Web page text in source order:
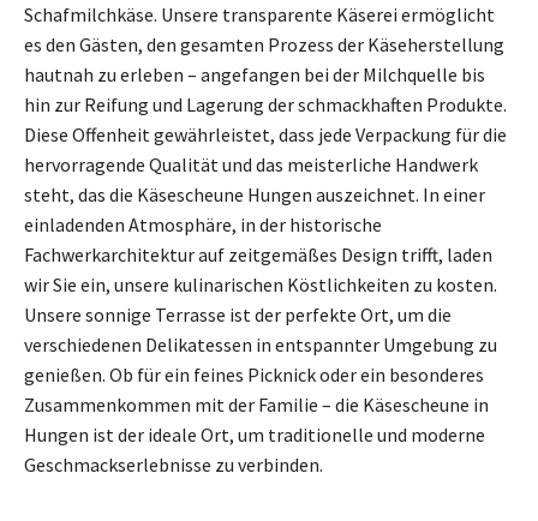
Schafmilchkäse. Unsere transparente Käserei ermöglicht
es den Gästen, den gesamten Prozess der Käseherstellung
hautnah zu erleben – angefangen bei der Milchquelle bis
hin zur Reifung und Lagerung der schmackhaften Produkte.
Diese Offenheit gewährleistet, dass jede Verpackung für die
hervorragende Qualität und das meisterliche Handwerk
steht, das die Käsescheune Hungen auszeichnet. In einer
einladenden Atmosphäre, in der historische
Fachwerkarchitektur auf zeitgemäßes Design trifft, laden
wir Sie ein, unsere kulinarischen Köstlichkeiten zu kosten.
Unsere sonnige Terrasse ist der perfekte Ort, um die
verschiedenen Delikatessen in entspannter Umgebung zu
genießen. Ob für ein feines Picknick oder ein besonderes
Zusammenkommen mit der Familie – die Käsescheune in
Hungen ist der ideale Ort, um traditionelle und moderne
Geschmackserlebnisse zu verbinden.